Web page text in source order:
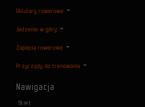
Oklulary rowerowe
Jedzenie w góry
Zapięcia rowerowe
Przyrządy do trenowania
Nawigacja
Start